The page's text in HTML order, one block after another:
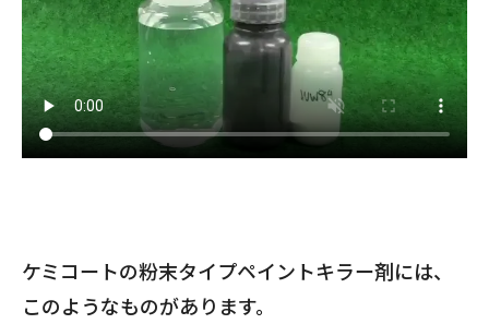
ケミコートの粉末タイプペイントキラー剤には、
このようなものがあります。